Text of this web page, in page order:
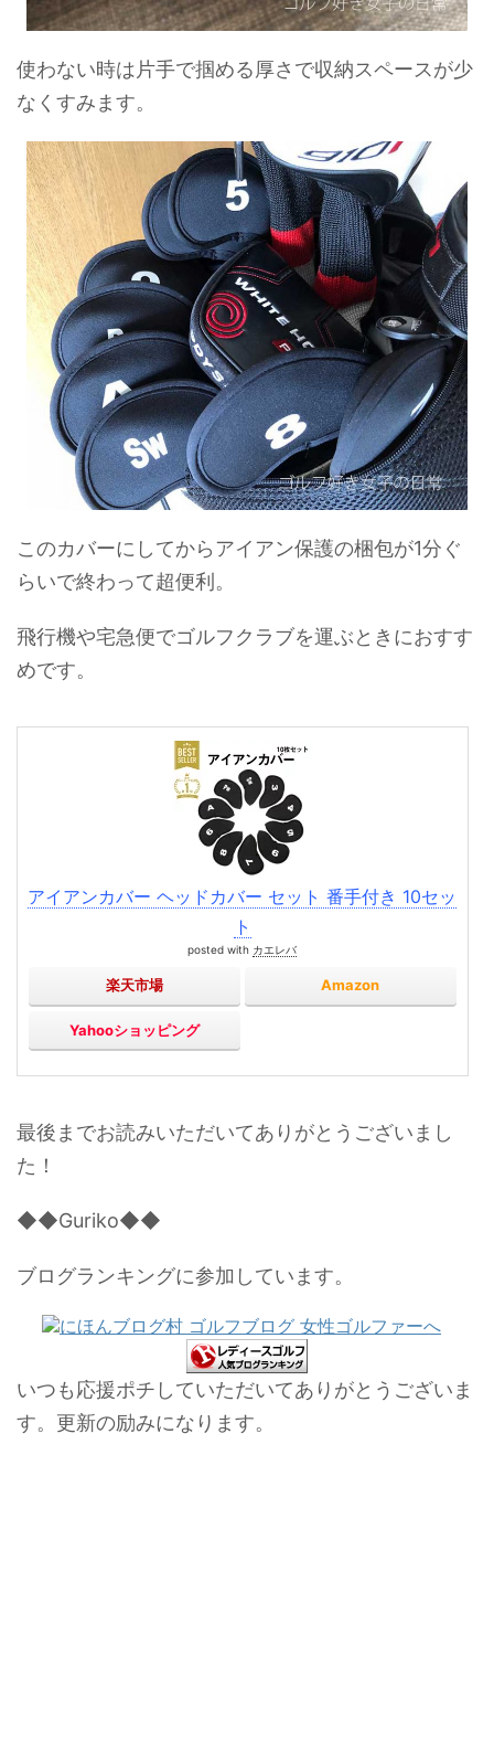
使わない時は片手で掴める厚さで収納スペースが少
なくすみます。
このカバーにしてからアイアン保護の梱包が1分ぐ
らいで終わって超便利。
飛行機や宅急便でゴルフクラブを運ぶときにおすす
めです。
アイアンカバー ヘッドカバー セット 番手付き 10セッ
ト
posted with カエレバ
楽天市場 Amazon
Yahooショッピング
最後までお読みいただいてありがとうございまし
た！
◆◆Guriko◆◆
ブログランキングに参加しています。
いつも応援ポチしていただいてありがとうございま
す。更新の励みになります。